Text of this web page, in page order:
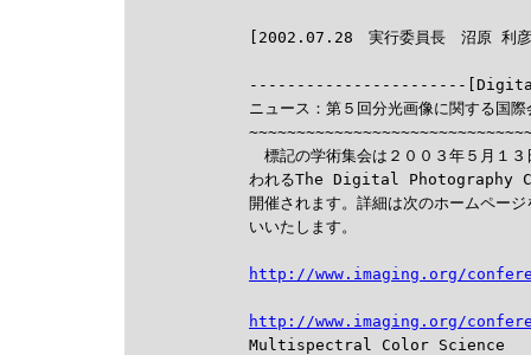
-----------------------
ニュース：第５回分光画像に関する国
標記の学術集会は２００３年５月１
われるThe Digital Photography
開催されます。詳細は次のホームペー
いいたします。
http://www.imaging.org/
http://www.imaging.org/
Multispectral Color Science